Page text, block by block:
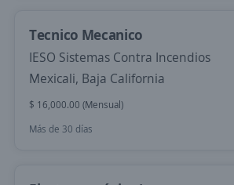
Tecnico Mecanico
IESO Sistemas Contra Incendios
Mexicali, Baja California
$ 16,000.00 (Mensual)
Más de 30 días